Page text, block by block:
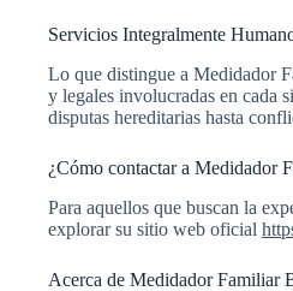
Servicios Integralmente
Lo que distingue a Medidador
y legales involucradas en cada
disputas hereditarias hasta
¿Cómo contactar a Medidador
Para aquellos que buscan la
explorar su sitio web oficial
Acerca de Medidador Familiar